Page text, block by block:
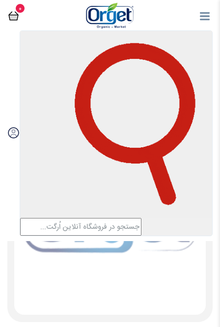
0